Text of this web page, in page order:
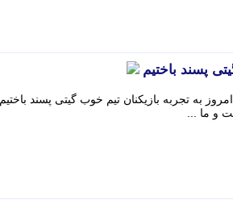
پسند باختیم
به تجربه بازیکنان تیم خوب گیتی پسند باختیم.
و ما ...